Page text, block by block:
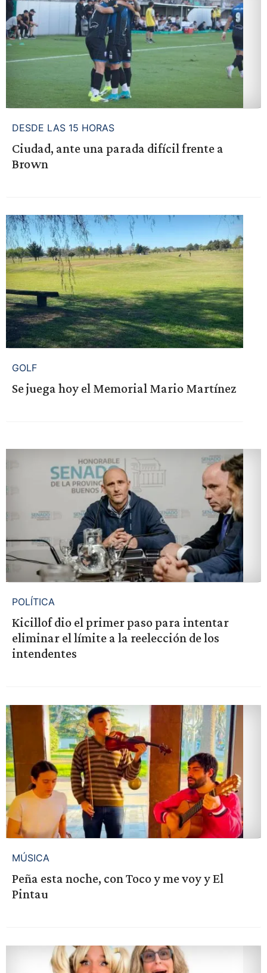
DESDE LAS 15 HORAS
Ciudad, ante una parada difícil frente a
Brown
GOLF
Se juega hoy el Memorial Mario Martínez
POLÍTICA
Kicillof dio el primer paso para intentar
eliminar el límite a la reelección de los
intendentes
MÚSICA
Peña esta noche, con Toco y me voy y El
Pintau